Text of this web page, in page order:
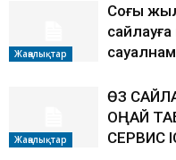
Жаңалықтар
Соңғы
Жаңалықтар
ӨЗ
ОҢАЙ
СЕРВИС